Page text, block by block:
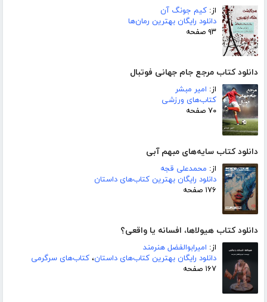
از: کیم جونگ آن
دانلود رایگان بهترین رمان‌ها
۹۳ صفحه
دانلود کتاب مرجع جام جهانی فوتبال
از: امیر مبشر
کتاب‌های ورزشی
۷۰ صفحه
دانلود کتاب سایه‌های مبهم آبی
از: محمدعلی قجه
دانلود رایگان بهترین کتاب‌های داستان
۱۷۶ صفحه
دانلود کتاب هیولاها، افسانه یا واقعی؟
از: امیرابوالفضل هنرمند
دانلود رایگان بهترین کتاب‌های داستان، کتاب‌های سرگرمی
۱۶۷ صفحه